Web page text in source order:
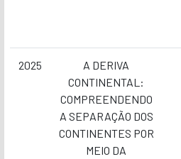
2025
A DERIVA
CONTINENTAL:
COMPREENDENDO
A SEPARAÇÃO DOS
CONTINENTES POR
MEIO DA